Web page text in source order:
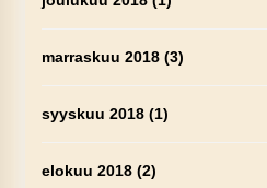
marraskuu 2018(3)
syyskuu 2018(1)
elokuu 2018(2)